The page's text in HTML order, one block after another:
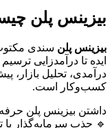
بیزینس پلن
بیزینس پلن سندی
ایده تا درآمدزایی
درآمدی، تحلیل بازار،
کسب‌وکار است.
داشتن بیزینس پلن
🔹 جذب سرمایه‌گذار یا